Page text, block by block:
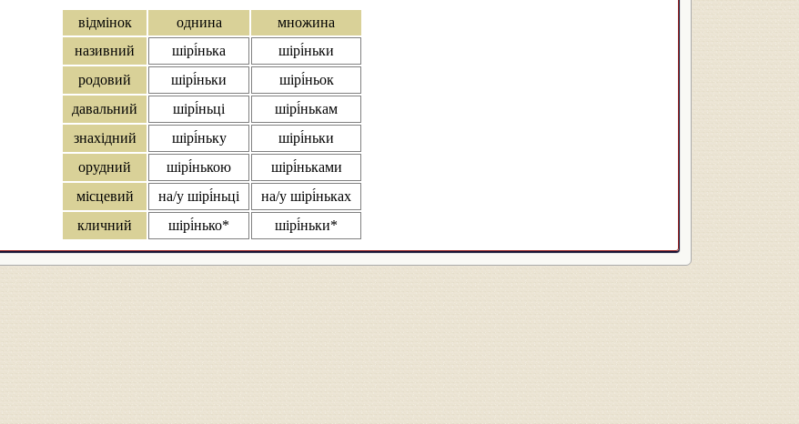
відмінок однина
множина
називний
шірі́нька
шірі́ньки
родовий
шірі́ньки
шірі́ньок
давальний
шірі́ньці
шірі́нькам
знахідний
шірі́ньку
шірі́ньки
орудний
шірі́нькою
шірі́ньками
місцевий
на/у шірі́ньці
на/у шірі́ньках
кличний
шірі́нько* шірі́ньки*